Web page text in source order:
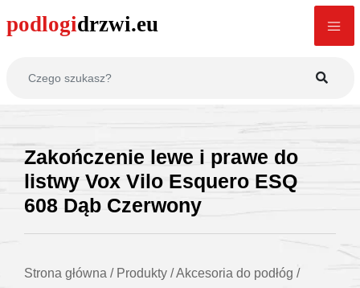
Zakończenie lewe i prawe do
listwy Vox Vilo Esquero ESQ
608 Dąb Czerwony
Strona główna / Produkty /Akcesoria do podłóg /